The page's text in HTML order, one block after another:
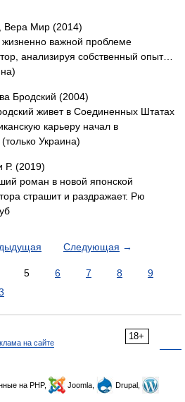
, Вера Мир (2014)
важной проблеме
анализируя собственный опыт…
Бродский (2004)
живет в Соединенных Штатах
карьеру начал в
Украина)
Р. (2019)
роман в новой японской
страшит и раздражает. Рю
Следующая →
5 6 7 8
9
18+
на сайте
на PHP, Joomla,
Drupal,